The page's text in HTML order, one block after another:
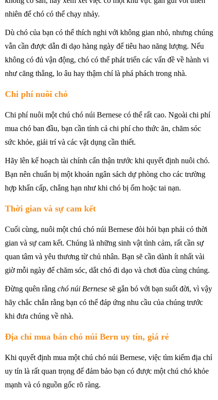
nhiên để chó có thể chạy nhảy.
Dù chó của bạn có thể thích nghi với không gian nhỏ, nhưng chúng
vẫn cần được dẫn đi dạo hàng ngày để tiêu hao năng lượng. Nếu
không có đủ vận động, chó có thể phát triển các vấn đề về hành vi
như căng thẳng, lo âu hay thậm chí là phá phách trong nhà.
Chi phí nuôi chó
Chi phí nuôi một chú chó núi Bernese có thể rất cao. Ngoài chi phí
mua chó ban đầu, bạn cần tính cả chi phí cho thức ăn, chăm sóc
sức khỏe, giải trí và các vật dụng cần thiết.
Hãy lên kế hoạch tài chính cẩn thận trước khi quyết định nuôi chó.
Bạn nên chuẩn bị một khoản ngân sách dự phòng cho các trường
hợp khẩn cấp, chẳng hạn như khi chó bị ốm hoặc tai nạn.
Thời gian và sự cam kết
Cuối cùng, nuôi một chú chó núi Bernese đòi hỏi bạn phải có thời
gian và sự cam kết. Chúng là những sinh vật tình cảm, rất cần sự
quan tâm và yêu thương từ chủ nhân. Bạn sẽ cần dành ít nhất vài
giờ mỗi ngày để chăm sóc, dắt chó đi dạo và chơi đùa cùng chúng.
Đừng quên rằng chó núi Bernese sẽ gắn bó với bạn suốt đời, vì vậy
hãy chắc chắn rằng bạn có thể đáp ứng nhu cầu của chúng trước
khi đưa chúng về nhà.
Địa chỉ mua bán chó núi Bern uy tín, giá rẻ
Khi quyết định mua một chú chó núi Bernese, việc tìm kiếm địa chỉ
uy tín là rất quan trọng để đảm bảo bạn có được một chú chó khỏe
mạnh và có nguồn gốc rõ ràng.